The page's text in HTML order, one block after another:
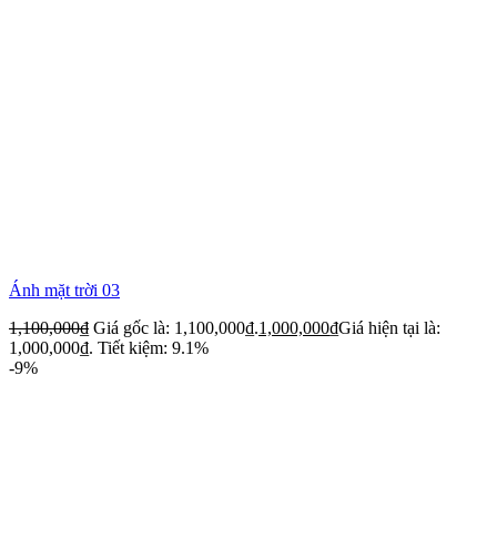
Ánh mặt trời 03
1,100,000₫ Giá gốc là: 1,100,000₫.1,000,000₫Giá hiện tại là:
1,000,000₫. Tiết kiệm: 9.1%
-9%